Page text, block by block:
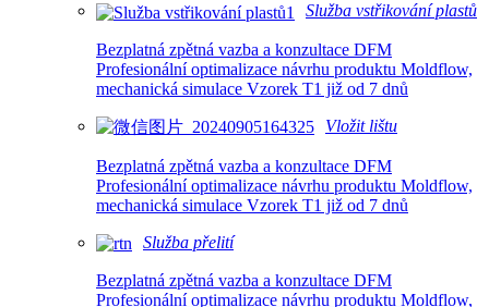
Služba vstřikování plastů
Bezplatná zpětná vazba a konzultace DFM
Profesionální optimalizace návrhu produktu Moldflow,
mechanická simulace Vzorek T1 již od 7 dnů
Vložit lištu
Bezplatná zpětná vazba a konzultace DFM
Profesionální optimalizace návrhu produktu Moldflow,
mechanická simulace Vzorek T1 již od 7 dnů
Služba přelití
Bezplatná zpětná vazba a konzultace DFM
Profesionální optimalizace návrhu produktu Moldflow,